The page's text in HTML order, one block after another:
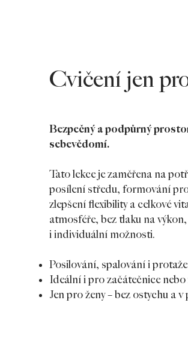
Cvičení jen
Bezpečný a podpůrný
sebevědomí.
Tato lekce je zaměřena na
posílení středu, formování
zlepšení flexibility a celkové
atmosféře, bez tlaku na
i individuální možnosti.
Posilování, spalování i
Ideální i pro začátečnice
Jen pro ženy – bez ostychu a